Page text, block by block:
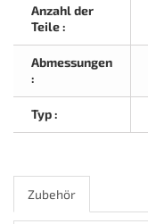
Anzahl der
Teile :
Abmessungen
:
Typ :
Zubehör